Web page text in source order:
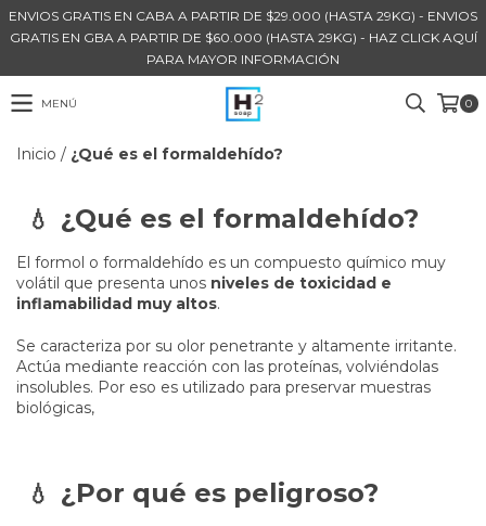
ENVIOS GRATIS EN CABA A PARTIR DE $29.000 (HASTA 29KG) - ENVIOS
GRATIS EN GBA A PARTIR DE $60.000 (HASTA 29KG) - HAZ CLICK AQUÍ
PARA MAYOR INFORMACIÓN
MENÚ 0
Inicio / ¿Qué es el formaldehído?
💧 ¿Qué es el formaldehído?
El formol o formaldehído es un compuesto químico muy
volátil que presenta unos niveles de toxicidad e
inflamabilidad muy altos.
Se caracteriza por su olor penetrante y altamente irritante.
Actúa mediante reacción con las proteínas, volviéndolas
insolubles. Por eso es utilizado para preservar muestras
biológicas,
💧 ¿Por qué es peligroso?